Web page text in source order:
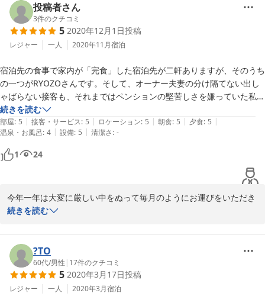
お褒めに頂きましたアナベルは最初は人苗でしたが下草を刈りなが
ら移動していました。こちらはもう初秋でお花も秋顔になってきて
います。
これからもお気軽にお越しいただけますよう準備してまいります。
本当にありがとうございました。
2024-08-15
投稿者さん
3件のクチコミ
5 2020年12月1日投稿
レジャー 一人 2020年11月宿泊
宿泊先の食事で家内が「完食」した宿泊先が二軒ありますが、そのうち
の一つがRYOZOさんです。そして、オーナー夫妻の分け隔てない出し
ゃばらない接客も、それまではペンションの堅苦しさを嫌っていた私も
「出かける・・」というよりは「帰っていく」という気持ちで利用させ
ていただいている宿泊施設になりました。部屋も床暖房が実に心地よ
く、ぐっすりと休むことが出来ました。また機会が有れば暖かい人柄と
美味しい料理が待っている場所へ「ただいまぁ・・」っと帰りたくなる
RYOZOさんでもあります。
続きを読む
部屋: 5 | 接客・サービス: 5 | ロケーション: 5 | 朝食: 5 | 夕食: 5 |
温泉・お風呂: 4 | 設備: 5 | 清潔さ: -
1 24
今年一年は大変に厳しい中をぬって毎月のようにお運びをいただき
まして、誠にありがとうございました。この仕事をしてまして、自
ありがたい書き込みを頂きましたこと感謝申し上げます。
これからも改修と修繕を繰り返しお客様を気持ちよくお迎えできる
ように励んで参ります。
「こちらは、いつでも空きのあるのが自慢の宿です。」（笑）
続きを読む
?TO
60代/男性 | 17件のクチコミ
5 2020年3月17日投稿
レジャー 一人 2020年3月宿泊